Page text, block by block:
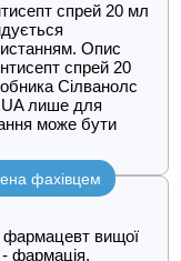
спрей 20 мл
Опис
спрей 20
Сілванолс
лише для
може бути
фахівцем
фармацевт вищої
- фармація,